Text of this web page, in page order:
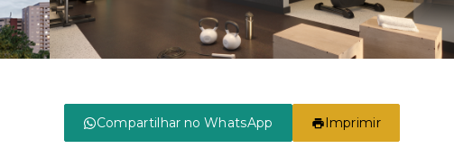
Compartilhar no WhatsApp Imprimir